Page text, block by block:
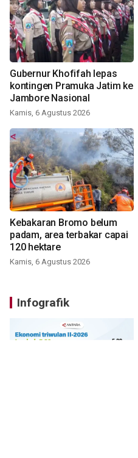
Gubernur Khofifah lepas
kontingen Pramuka Jatim ke
Jambore Nasional
Kamis, 6 Agustus 2026
Kebakaran Bromo belum
padam, area terbakar capai
120 hektare
Kamis, 6 Agustus 2026
Infografik